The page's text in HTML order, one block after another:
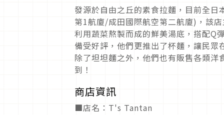
發源於自由之丘的素食拉麵，目前全
第1航廈/成田國際航空第二航廈)，該
利用蔬菜熬製而成的鮮美湯底，搭配Q
備受好評，他們更推出了杯麵，讓民
除了坦坦麵之外，他們也有販售各類
到！
商店資訊
■店名：T's Tantan